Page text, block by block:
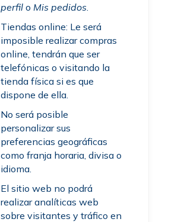
perfil oMis pedidos.
Tiendas online: Le será
imposible realizar compras
online, tendrán que ser
telefónicas o visitando la
tienda física si es que
dispone de ella.
No será posible
personalizar sus
preferencias geográficas
como franja horaria, divisa o
idioma.
El sitio web no podrá
realizar analíticas web
sobre visitantes y tráfico en